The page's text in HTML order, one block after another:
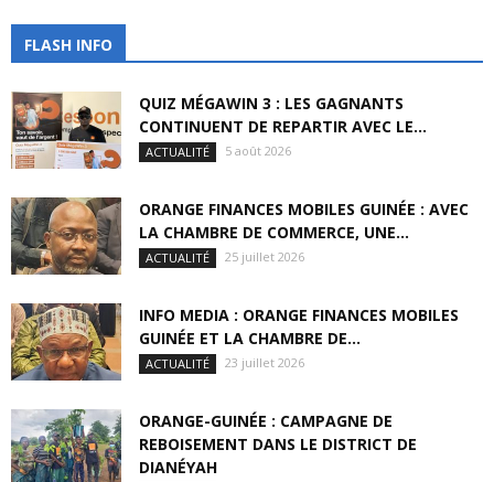
FLASH INFO
QUIZ MÉGAWIN 3 : LES GAGNANTS
CONTINUENT DE REPARTIR AVEC LE...
ACTUALITÉ 5 août 2026
ORANGE FINANCES MOBILES GUINÉE : AVEC
LA CHAMBRE DE COMMERCE, UNE...
ACTUALITÉ 25 juillet 2026
INFO MEDIA : ORANGE FINANCES MOBILES
GUINÉE ET LA CHAMBRE DE...
ACTUALITÉ 23 juillet 2026
ORANGE-GUINÉE : CAMPAGNE DE
REBOISEMENT DANS LE DISTRICT DE
DIANÉYAH